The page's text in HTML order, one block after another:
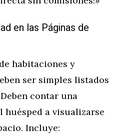
en las Páginas de
habitaciones y
ser simples listados
contar una
a visualizarse
Incluye: